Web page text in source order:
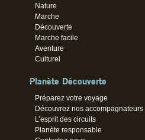
Nature
Marche
Découverte
Marche facile
Aventure
Culturel
Planète Découverte
Préparez votre voyage
Découvrez nos accompagnateurs
L’esprit des circuits
Planète responsable